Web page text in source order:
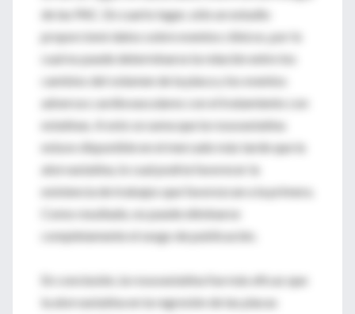
de las PAC. En cuarto lugar, sólo un estudio
proporcionó datos sobre eventos clínicos, por lo
cual no puede determinarse la relación entre los
cambios del volumen de la placa y los eventos
adversos cardiovasculares con el tratamiento con
estatinas. A esto se suma que la rosuvastatina
estuvo disponible en el mercado más tarde que la
atorvastatina, lo cual podría favorecer la
existencia de trabajos que favorezcan a la primera.
Como resultado, no puede eliminarse
completamente el sesgo de publicación.
En conclusión, la rosuvastatina fue más eficaz que
la atorvastatina en la regresión de las placas